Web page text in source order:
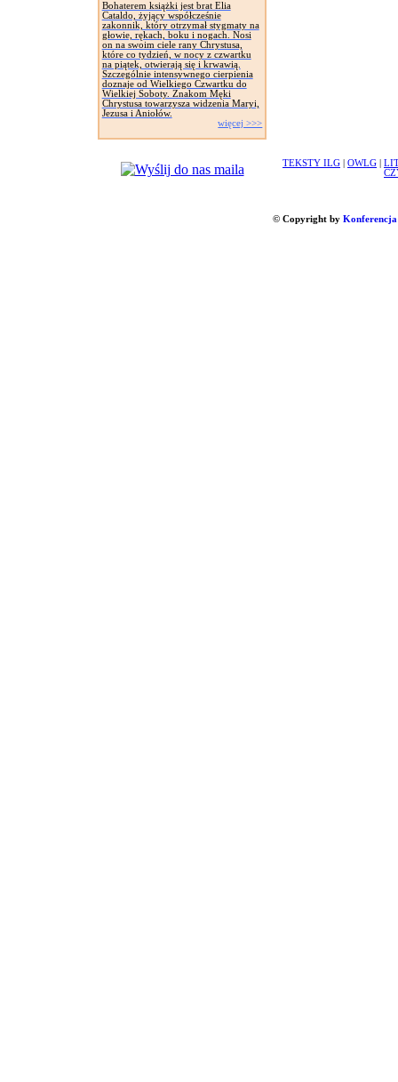
Bohaterem książki jest brat Elia
Cataldo, żyjący współcześnie
zakonnik, który otrzymał stygmaty na
głowie, rękach, boku i nogach. Nosi
on na swoim ciele rany Chrystusa,
które co tydzień, w nocy z czwartku
na piątek, otwierają się i krwawią.
Szczególnie intensywnego cierpienia
doznaje od Wielkiego Czwartku do
Wielkiej Soboty. Znakom Męki
Chrystusa towarzysza widzenia Maryi,
Jezusa i Aniołów.
więcej >>>
TEKSTY ILG OWLG
© Copyright by Konferencja